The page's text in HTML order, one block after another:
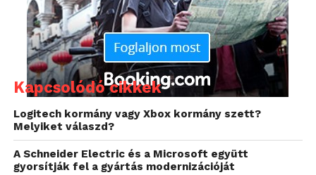
Kapcsolódó cikkek
Logitech kormány vagy Xbox kormány szett?
Melyiket válaszd?
A Schneider Electric és a Microsoft együtt
gyorsítják fel a gyártás modernizációját